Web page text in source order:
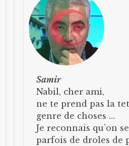
Samir
Nabil, cher ami,
ne te prend pas la
genre de choses …
Je reconnais qu’on
parfois de droles de